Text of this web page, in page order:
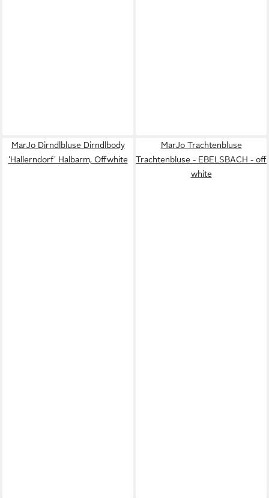
MarJo Dirndlbluse Dirndlbody
'Hallerndorf' Halbarm, Offwhite
MarJo Trachtenbluse
Trachtenbluse - EBELSBACH - off
white